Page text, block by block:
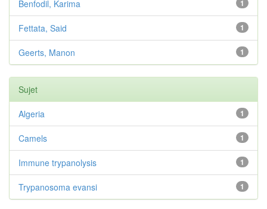
1
Benfodil, Karima
1
Fettata, Said
1
Geerts, Manon
Sujet
1
Algeria
1
Camels
1
Immune trypanolysis
1
Trypanosoma evansi